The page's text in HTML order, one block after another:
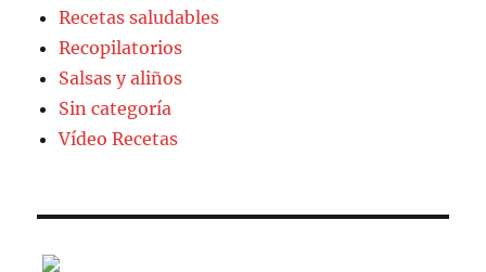
Recetas saludables
Recopilatorios
Salsas y aliños
Sin categoría
Vídeo Recetas